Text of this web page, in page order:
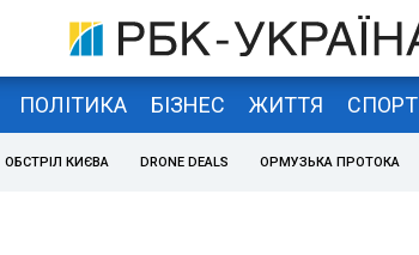
ПОЛІТИКА БІЗНЕС ЖИТТЯ СПОРТ
ОБСТРІЛ КИЄВА DRONE DEALS ОРМУЗЬКА ПРОТОКА